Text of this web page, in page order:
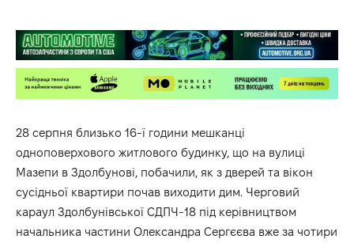
28 серпня близько 16-ї години мешканці
одноповерхового житлового будинку, що на вулиці
Мазепи в Здолбунові, побачили, як з дверей та вікон
сусідньої квартири почав виходити дим. Черговий
караул Здолбунівської СДПЧ-18 під керівництвом
начальника частини Олександра Сергєєва вже за чотири